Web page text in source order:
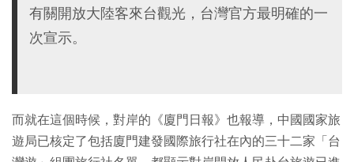
有關開放大陸客來台觀光，台灣官方最明確的一
次宣示。
而就在這個時候，對岸的《廈門日報》也報導，中國國家旅
遊局已核定了包括廈門建發國際旅行社在內的三十二家「台